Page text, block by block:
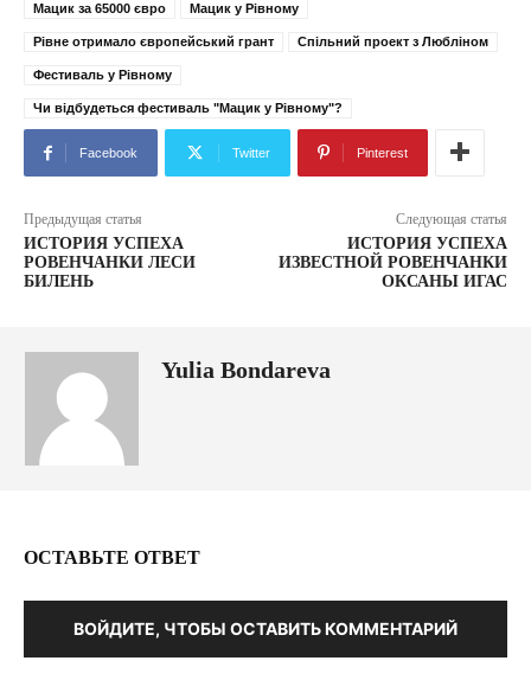
Мацик за 65000 євро Мацик у Рівному
Рівне отримало європейський грант Спільний проект з Любліном
Фестиваль у Рівному
Чи відбудеться фестиваль "Мацик у Рівному"?
Facebook Twitter Pinterest
Предыдущая статья
ИСТОРИЯ УСПЕХА
РОВЕНЧАНКИ ЛЕСИ
БИЛЕНЬ
Следующая статья
ИСТОРИЯ УСПЕХА
ИЗВЕСТНОЙ РОВЕНЧАНКИ
ОКСАНЫ ИГАС
Yulia Bondareva
ОСТАВЬТЕ ОТВЕТ
ВОЙДИТЕ, ЧТОБЫ ОСТАВИТЬ КОММЕНТАРИЙ